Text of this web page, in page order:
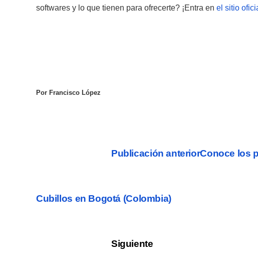
softwares y lo que tienen para ofrecerte? ¡Entra en el sitio
Por Francisco López
Publicación anteriorConoce los
Cubillos en Bogotá (Colombia)
Siguiente